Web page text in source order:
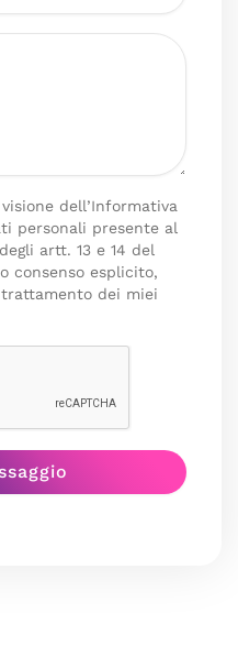
dell’Informativa
personali presente al
artt. 13 e 14 del
consenso esplicito,
dei miei